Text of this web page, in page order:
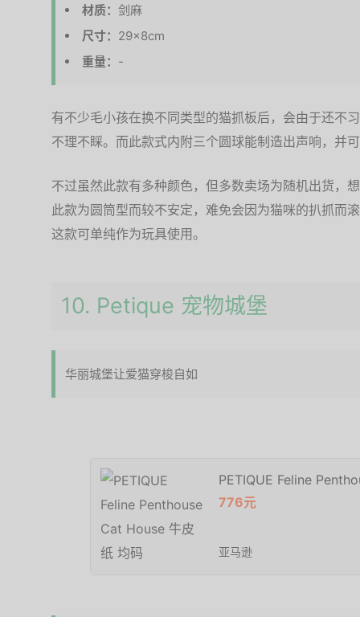
材质： 剑麻
尺寸： 29×8cm
重量： -
有不少毛小孩在换不同类型的猫抓板后，会由于还不
不理不睬。而此款式内附三个圆球能制造出声响，并
不过虽然此款有多种颜色，但多数卖场为随机出货，
此款为圆筒型而较不安定，难免会因为猫咪的扒抓而
这款可单纯作为玩具使用。
10. Petique 宠物城堡
华丽城堡让爱猫穿梭自如
PETIQUE Feline
776元
亚马逊